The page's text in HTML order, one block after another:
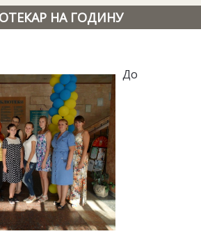
НА ГОДИНУ
До